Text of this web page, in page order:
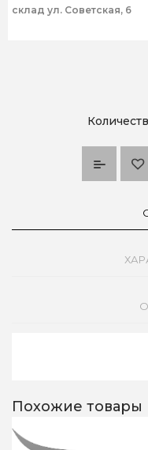
склад ул. Советская, 6
Похожие товары